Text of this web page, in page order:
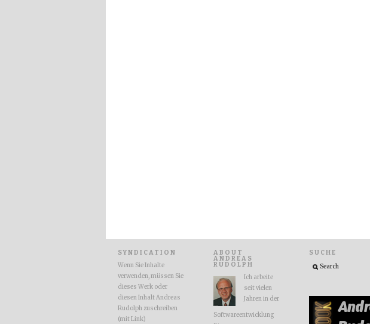
SYNDICATION
Wenn Sie Inhalte
verwenden, müssen Sie
dieses Werk oder
diesen Inhalt Andreas
Rudolph zuschreiben
(mit Link)
ABOUT
ANDREAS
RUDOLPH
Ich arbeite
seit vielen
Jahren in der
Softwareentwicklung
SUCHE